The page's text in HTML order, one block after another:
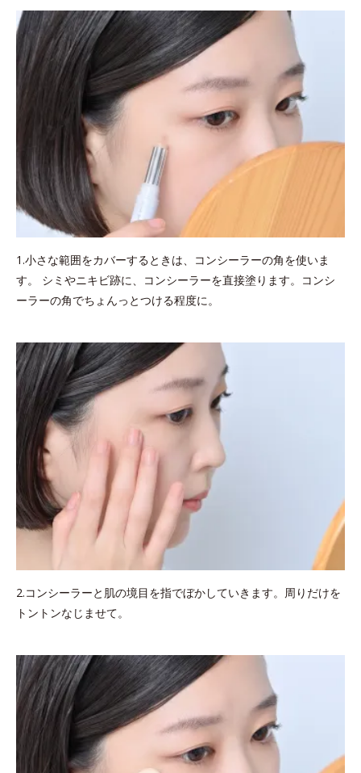
1.小さな範囲をカバーするときは、コンシーラーの角を使いま
す。 シミやニキビ跡に、コンシーラーを直接塗ります。コンシ
ーラーの角でちょんっとつける程度に。
2.コンシーラーと肌の境目を指でぼかしていきます。周りだけを
トントンなじませて。